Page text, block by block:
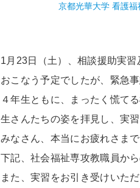
京都光華大学 看護
1月23日（土）、相談援助実
おこなう予定でしたが、緊急
４年生ともに、まったく慌て
生さんたちの姿を拝見し、実
みなさん、本当にお疲れさまで
下記、社会福祉専攻教職員か
また、実習をお引き受けいた